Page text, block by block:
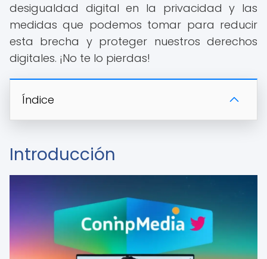
desigualdad digital en la privacidad y las
medidas que podemos tomar para reducir
esta brecha y proteger nuestros derechos
digitales. ¡No te lo pierdas!
Índice
Introducción